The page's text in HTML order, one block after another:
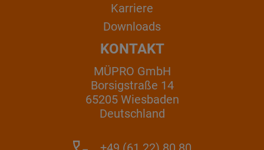
Karriere
Downloads
KONTAKT
MÜPRO GmbH
Borsigstraße 14
65205 Wiesbaden
Deutschland